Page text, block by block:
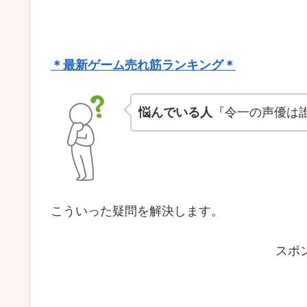
＊最新ゲーム売れ筋ランキング＊
悩んでいる人 『令一の声優は
こういった疑問を解決します。
スポ